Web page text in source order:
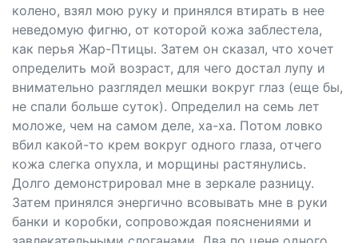
колено, взял мою руку и принялся втирать в нее
неведомую фигню, от которой кожа заблестела,
как перья Жар-Птицы. Затем он сказал, что хочет
определить мой возраст, для чего достал лупу и
внимательно разглядел мешки вокруг глаз (еще бы,
не спали больше суток). Определил на семь лет
моложе, чем на самом деле, ха-ха. Потом ловко
вбил какой-то крем вокруг одного глаза, отчего
кожа слегка опухла, и морщины растянулись.
Долго демонстрировал мне в зеркале разницу.
Затем принялся энергично всовывать мне в руки
банки и коробки, сопровождая пояснениями и